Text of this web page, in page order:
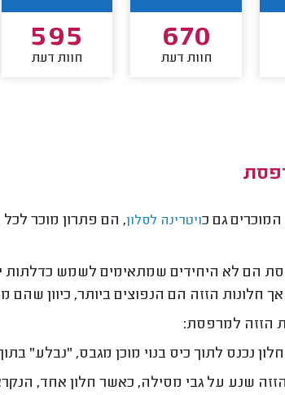
670
חוות דעת
595
חוות דעת
גם כויטרינה לסלון, הם פתרון מוכר
הם לא היחידים שמתאימים לשמש
חלונות הזזה הם הנפוצים ביותר, כיוון
הזזה למרפסת:
נכנס לתוך כיס בנוי מוכן מגבס,
שנע על גבי מסילה, כאשר חלון אחד,